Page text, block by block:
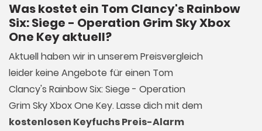
Was kostet ein Tom Clancy's Rainbow
Six: Siege - Operation Grim Sky Xbox
One Key aktuell?
Aktuell haben wir in unserem Preisvergleich
leider keine Angebote für einen Tom
Clancy's Rainbow Six: Siege - Operation
Grim Sky Xbox One Key. Lasse dich mit dem
kostenlosen Keyfuchs Preis-Alarm